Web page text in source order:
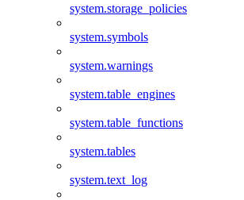
system.storage_policies
system.symbols
system.warnings
system.table_engines
system.table_functions
system.tables
system.text_log